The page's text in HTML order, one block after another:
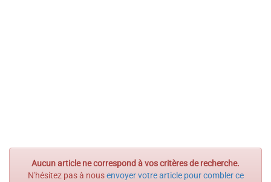
Aucun article ne correspond à vos critères de recherche.
N'hésitez pas à nousenvoyer votre article pour combler ce